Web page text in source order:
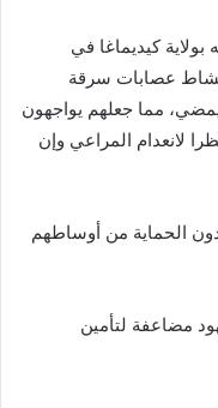
كيديماغا في
نشاط عصابات سرقة
مما جعلهم يواجهون
لانعدام المراعي وإن
الحماية من أوساطهم
مضاعفة لتأمين